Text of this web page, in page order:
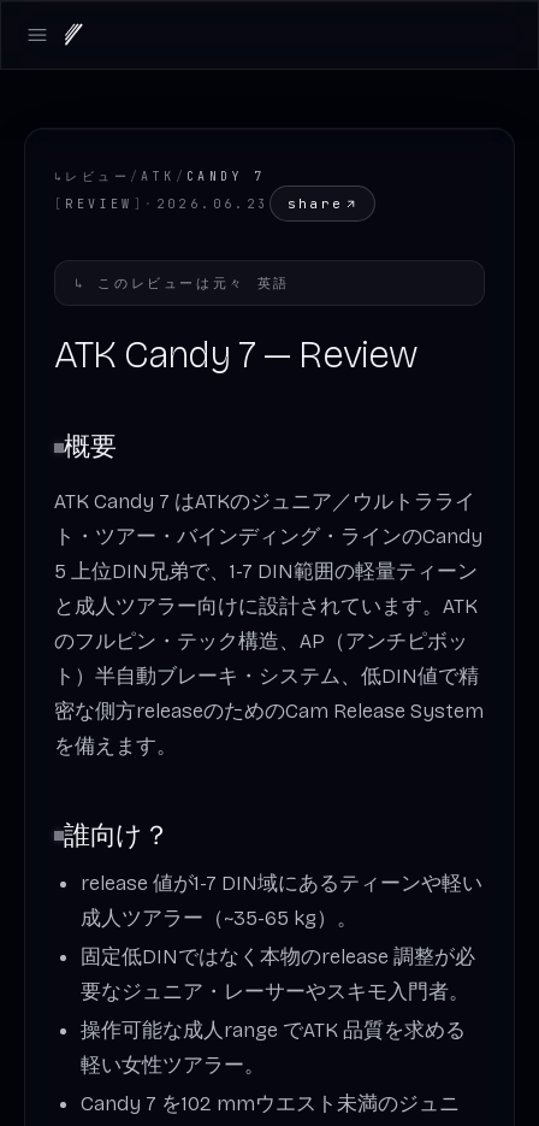
Open main menu
↳ レビュー /ATK / CANDY 7
[ REVIEW ] · 2026.06.23 share
↳ このレビューは元々 英語
ATK Candy 7 — Review
概要
ATK Candy 7 はATKのジュニア／ウルトラライ
ト・ツアー・バインディング・ラインのCandy
5 上位DIN兄弟で、1-7 DIN範囲の軽量ティーン
と成人ツアラー向けに設計されています。ATK
のフルピン・テック構造、AP（アンチピボッ
ト）半自動ブレーキ・システム、低DIN値で精
密な側方releaseのためのCam Release System
を備えます。
誰向け？
release 値が1-7 DIN域にあるティーンや軽い
成人ツアラー（~35-65 kg）。
固定低DINではなく本物のrelease 調整が必
要なジュニア・レーサーやスキモ入門者。
操作可能な成人range でATK 品質を求める
軽い女性ツアラー。
Candy 7 を102 mmウエスト未満のジュニ